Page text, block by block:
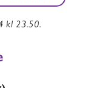
kl 23.50.